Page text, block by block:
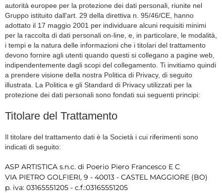
autorità europee per la protezione dei dati personali, riunite nel
Gruppo istituito dall'art. 29 della direttiva n. 95/46/CE, hanno
adottato il 17 maggio 2001 per individuare alcuni requisiti minimi
per la raccolta di dati personali on-line, e, in particolare, le modalità,
i tempi e la natura delle informazioni che i titolari del trattamento
devono fornire agli utenti quando questi si collegano a pagine web,
indipendentemente dagli scopi del collegamento. Ti invitiamo quindi
a prendere visione della nostra Politica di Privacy, di seguito
illustrata. La Politica e gli Standard di Privacy utilizzati per la
protezione dei dati personali sono fondati sui seguenti principi:
Titolare del Trattamento
Il titolare del trattamento dati è la Società i cui riferimenti sono
indicati di seguito:
ASP ARTISTICA s.n.c. di Poerio Piero Francesco E C
VIA PIETRO GOLFIERI, 9 - 40013 - CASTEL MAGGIORE (BO)
p. iva: 03165551205 - c.f.:03165551205